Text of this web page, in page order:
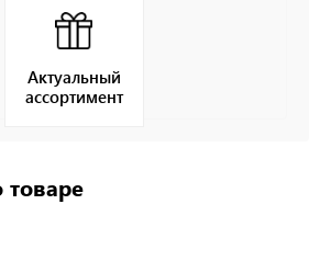
Актуальный
ассортимент